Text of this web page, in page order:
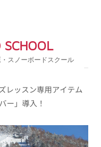
スノーボードスクール
レッスン専用アイテム
ー」導入！